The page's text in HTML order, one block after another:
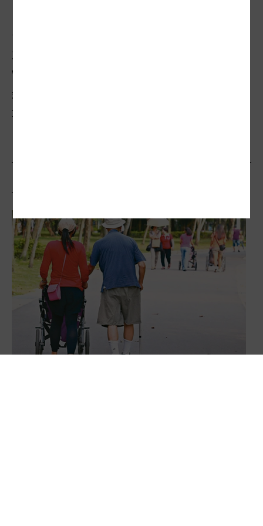
去年原要角逐美國民主黨總統候選人初選的
左翼女將伊莉莎白．華倫（Elizabeth
Warren）寫過一本書《不大好笑的人生》，
敘述自己卯上華爾街的故事；健全防護網，
不讓弱勢跌落滑梯社會，台灣需要更多的